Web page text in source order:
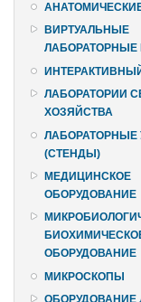
ВИРТУАЛЬНЫЕ
ЛАБОРАТОРНЫЕ
ЛАБОРАТОРИИ
ХОЗЯЙСТВА
ЛАБОРАТОРНЫЕ
(СТЕНДЫ)
МЕДИЦИНСКОЕ
ОБОРУДОВАНИЕ
ОБОРУДОВАНИЕ
МИКРОСКОПЫ
ОБОРУДОВАНИЕ